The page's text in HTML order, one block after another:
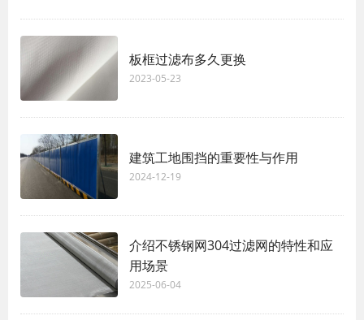
板框过滤布多久更换
2023-05-23
建筑工地围挡的重要性与作用
2024-12-19
介绍不锈钢网304过滤网的特性和应
用场景
2025-06-04